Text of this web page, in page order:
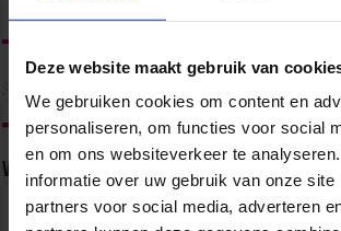
Deze website maakt gebruik van
We gebruiken cookies om content en
personaliseren, om functies voor social
en om ons websiteverkeer te
informatie over uw gebruik van onze site
partners voor social media, adverteren
Volg ons via